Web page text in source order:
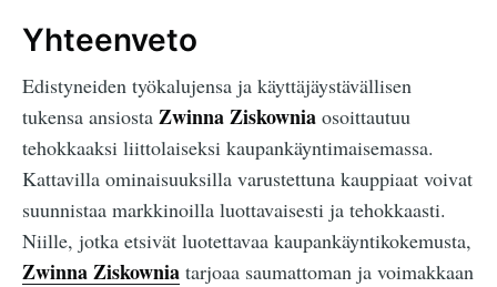
Yhteenveto
Edistyneiden työkalujensa ja käyttäjäystävällisen
tukensa ansiosta Zwinna Ziskownia osoittautuu
tehokkaaksi liittolaiseksi kaupankäyntimaisemassa.
Kattavilla ominaisuuksilla varustettuna kauppiaat voivat
suunnistaa markkinoilla luottavaisesti ja tehokkaasti.
Niille, jotka etsivät luotettavaa kaupankäyntikokemusta,
Zwinna Ziskownia tarjoaa saumattoman ja voimakkaan